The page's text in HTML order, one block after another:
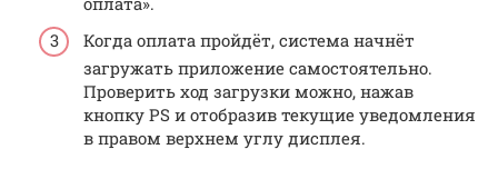
Когда оплата пройдёт, система начнёт
загружать приложение самостоятельно.
Проверить ход загрузки можно, нажав
кнопку PS и отобразив текущие уведомления
в правом верхнем углу дисплея.